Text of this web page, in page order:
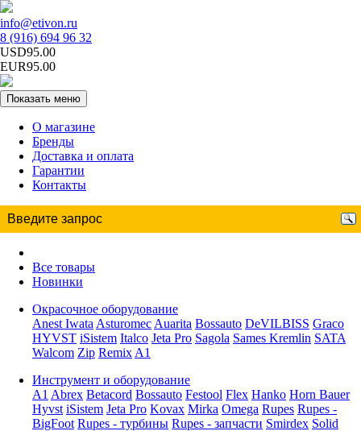
info@etivon.ru
8 (916) 694 96 32
USD95.00
EUR95.00
Показать меню
О магазине
Бренды
Доставка и оплата
Гарантии
Контакты
Все товары
Новинки
Окрасочное оборудование
Anest Iwata Asturomec Auarita Bossauto DeVILBISS Graco
HYVST iSistem Italco Jeta Pro Sagola Sames Kremlin SATA
Walcom Zip Remix A1
Инструмент и оборудование
A1 Abrex Betacord Bossauto Festool Flex Hanko Horn Bauer
Hyvst iSistem Jeta Pro Kovax Mirka Omega Rupes Rupes -
BigFoot Rupes - турбины Rupes - запчасти Smirdex Solid